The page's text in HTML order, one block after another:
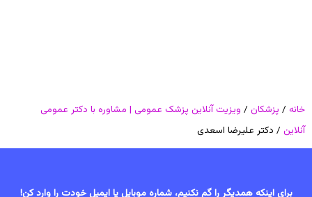
خانه / پزشکان / ویزیت آنلاین پزشک عمومی | مشاوره با دکتر عمومی
آنلاین / دکتر علیرضا اسعدی
برای اینکه همدیگر را گم نکنیم، شماره موبایل یا ایمیل خودت را وارد کن!